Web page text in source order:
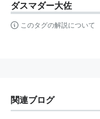
ダスマダー大佐
このタグの解説について
関連ブログ